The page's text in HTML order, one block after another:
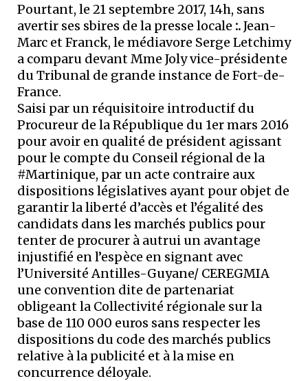
Pourtant, le 21 septembre 2017, 14h, sans
avertir ses sbires de la presse locale :.Jean-
Marc et Franck, le médiavore Serge Letchimy
a comparu devant Mme Joly vice-présidente
du Tribunal de grande instance de Fort-de-
France.
Saisi par un réquisitoire introductif du
Procureur de la République du 1er mars 2016
pour avoir en qualité de président agissant
pour le compte du Conseil régional de la
#Martinique, par un acte contraire aux
dispositions législatives ayant pour objet de
garantir la liberté d’accès et l’égalité des
candidats dans les marchés publics pour
tenter de procurer à autrui un avantage
injustifié en l’espèce en signant avec
l’Université Antilles-Guyane/ CEREGMIA
une convention dite de partenariat
obligeant la Collectivité régionale sur la
base de 110 000 euros sans respecter les
dispositions du code des marchés publics
relative à la publicité et à la mise en
concurrence déloyale.